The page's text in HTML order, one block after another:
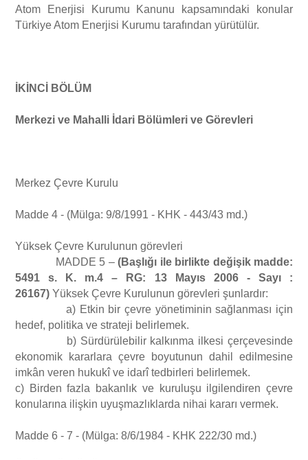
Atom Enerjisi Kurumu Kanunu kapsamındaki konular
Türkiye Atom Enerjisi Kurumu tarafından yürütülür.
İKİNCİ BÖLÜM
Merkezi ve Mahalli İdari Bölümleri ve Görevleri
Merkez Çevre Kurulu
Madde 4 - (Mülga: 9/8/1991 - KHK - 443/43 md.)
Yüksek Çevre Kurulunun görevleri
MADDE 5 – (Başlığı ile birlikte değişik madde:
5491 s. K. m.4 – RG: 13 Mayıs 2006 - Sayı :
26167) Yüksek Çevre Kurulunun görevleri şunlardır:
a) Etkin bir çevre yönetiminin sağlanması için
hedef, politika ve strateji belirlemek.
b) Sürdürülebilir kalkınma ilkesi çerçevesinde
ekonomik kararlara çevre boyutunun dahil edilmesine
imkân veren hukukî ve idarî tedbirleri belirlemek.
c) Birden fazla bakanlık ve kuruluşu ilgilendiren çevre
konularına ilişkin uyuşmazlıklarda nihai kararı vermek.
Madde 6 - 7 - (Mülga: 8/6/1984 - KHK 222/30 md.)